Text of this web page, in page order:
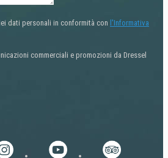
dati personali in conformità con l'Informativa
commerciali e promozioni da Dressel